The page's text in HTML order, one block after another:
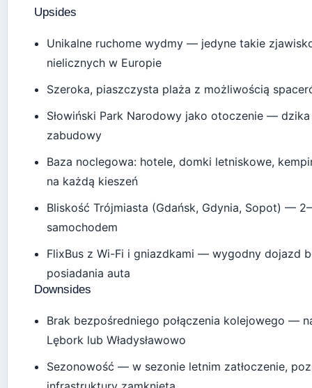
Upsides
Unikalne ruchome wydmy — jedyne takie
nielicznych w Europie
Szeroka, piaszczysta plaża z możliwością
Słowiński Park Narodowy jako otoczenie —
zabudowy
Baza noclegowa: hotele, domki letniskowe,
na każdą kieszeń
Bliskość Trójmiasta (Gdańsk, Gdynia, Sopot) —
samochodem
FlixBus z Wi-Fi i gniazdkami — wygodny dojazd
posiadania auta
Downsides
Brak bezpośredniego połączenia kolejowego —
Lębork lub Władysławowo
Sezonowość — w sezonie letnim zatłoczenie,